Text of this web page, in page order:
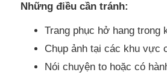
Những điều cần tránh:
Trang phục hở hang trong
Chụp ảnh tại các khu vực
Nói chuyện to hoặc có